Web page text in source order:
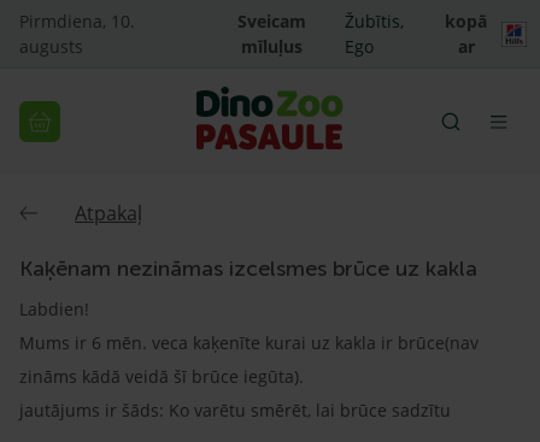
Pirmdiena, 10.
augusts
Sveicam
mīluļus
Žubītis,
Ego
kopā
ar
Atpakaļ
Kaķēnam nezināmas izcelsmes brūce uz kakla
Labdien!
Mums ir 6 mēn. veca kaķenīte kurai uz kakla ir brūce(nav
zināms kādā veidā šī brūce iegūta).
jautājums ir šāds: Ko varētu smērēt, lai brūce sadzītu